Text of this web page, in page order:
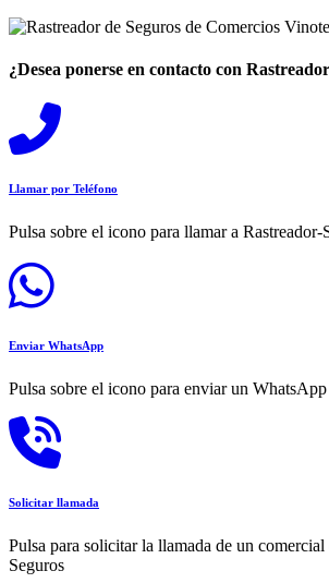
¿Desea ponerse en contacto con
Llamar por Teléfono
Pulsa sobre el icono para llamar a
Enviar WhatsApp
Pulsa sobre el icono para enviar un
Solicitar llamada
Pulsa para solicitar la llamada de un comercial
Seguros